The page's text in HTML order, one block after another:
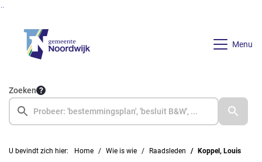
Menu
Zoeken
U bevindt zich hier: Home Wie is wie Raadsleden Koppel, Louis